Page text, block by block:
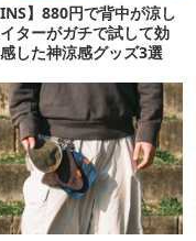
】880円で背中が涼し
ターがガチで試して効
した神涼感グッズ3選